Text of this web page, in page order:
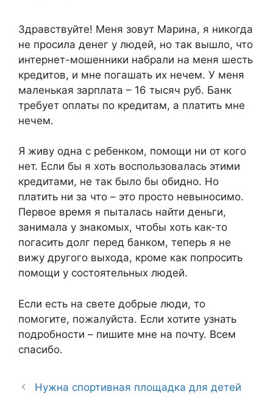
Здравствуйте! Меня зовут Марина, я никогда
не просила денег у людей, но так вышло, что
интернет-мошенники набрали на меня шесть
кредитов, и мне погашать их нечем. У меня
маленькая зарплата – 16 тысяч руб. Банк
требует оплаты по кредитам, а платить мне
нечем.
Я живу одна с ребенком, помощи ни от кого
нет. Если бы я хоть воспользовалась этими
кредитами, не так было бы обидно. Но
платить ни за что – это просто невыносимо.
Первое время я пыталась найти деньги,
занимала у знакомых, чтобы хоть как-то
погасить долг перед банком, теперь я не
вижу другого выхода, кроме как попросить
помощи у состоятельных людей.
Если есть на свете добрые люди, то
помогите, пожалуйста. Если хотите узнать
подробности – пишите мне на почту. Всем
спасибо.
Нужна спортивная площадка для детей